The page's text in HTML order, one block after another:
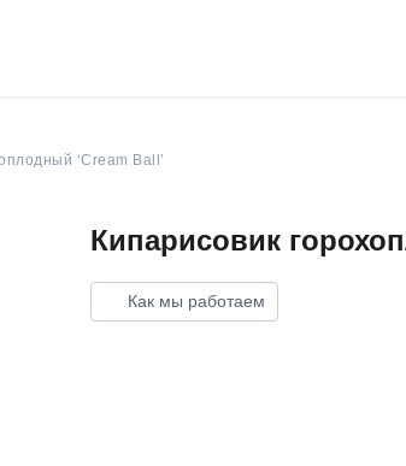
‘Cream Ball’
Кипарисовик
Как мы работаем